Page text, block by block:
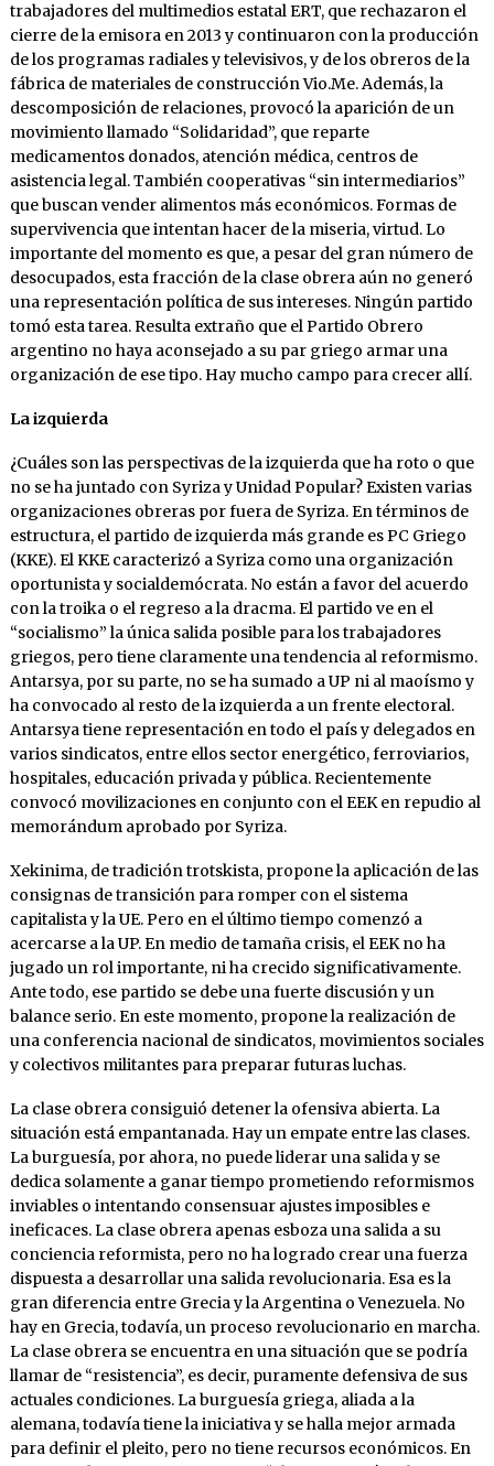
trabajadores del multimedios estatal ERT, que rechazaron el
cierre de la emisora en 2013 y continuaron con la producción
de los programas radiales y televisivos, y de los obreros de la
fábrica de materiales de construcción Vio.Me. Además, la
descomposición de relaciones, provocó la aparición de un
movimiento llamado “Solidaridad”, que reparte
medicamentos donados, atención médica, centros de
asistencia legal. También cooperativas “sin intermediarios”
que buscan vender alimentos más económicos. Formas de
supervivencia que intentan hacer de la miseria, virtud. Lo
importante del momento es que, a pesar del gran número de
desocupados, esta fracción de la clase obrera aún no generó
una representación política de sus intereses. Ningún partido
tomó esta tarea. Resulta extraño que el Partido Obrero
argentino no haya aconsejado a su par griego armar una
organización de ese tipo. Hay mucho campo para crecer allí.
La izquierda
¿Cuáles son las perspectivas de la izquierda que ha roto o que
no se ha juntado con Syriza y Unidad Popular? Existen varias
organizaciones obreras por fuera de Syriza. En términos de
estructura, el partido de izquierda más grande es PC Griego
(KKE). El KKE caracterizó a Syriza como una organización
oportunista y socialdemócrata. No están a favor del acuerdo
con la troika o el regreso a la dracma. El partido ve en el
“socialismo” la única salida posible para los trabajadores
griegos, pero tiene claramente una tendencia al reformismo.
Antarsya, por su parte, no se ha sumado a UP ni al maoísmo y
ha convocado al resto de la izquierda a un frente electoral.
Antarsya tiene representación en todo el país y delegados en
varios sindicatos, entre ellos sector energético, ferroviarios,
hospitales, educación privada y pública. Recientemente
convocó movilizaciones en conjunto con el EEK en repudio al
memorándum aprobado por Syriza.
Xekinima, de tradición trotskista, propone la aplicación de las
consignas de transición para romper con el sistema
capitalista y la UE. Pero en el último tiempo comenzó a
acercarse a la UP. En medio de tamaña crisis, el EEK no ha
jugado un rol importante, ni ha crecido significativamente.
Ante todo, ese partido se debe una fuerte discusión y un
balance serio. En este momento, propone la realización de
una conferencia nacional de sindicatos, movimientos sociales
y colectivos militantes para preparar futuras luchas.
La clase obrera consiguió detener la ofensiva abierta. La
situación está empantanada. Hay un empate entre las clases.
La burguesía, por ahora, no puede liderar una salida y se
dedica solamente a ganar tiempo prometiendo reformismos
inviables o intentando consensuar ajustes imposibles e
ineficaces. La clase obrera apenas esboza una salida a su
conciencia reformista, pero no ha logrado crear una fuerza
dispuesta a desarrollar una salida revolucionaria. Esa es la
gran diferencia entre Grecia y la Argentina o Venezuela. No
hay en Grecia, todavía, un proceso revolucionario en marcha.
La clase obrera se encuentra en una situación que se podría
llamar de “resistencia”, es decir, puramente defensiva de sus
actuales condiciones. La burguesía griega, aliada a la
alemana, todavía tiene la iniciativa y se halla mejor armada
para definir el pleito, pero no tiene recursos económicos. En